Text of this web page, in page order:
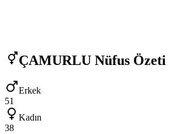
ÇAMURLU Nüfus Özeti
Erkek
51
Kadın
38